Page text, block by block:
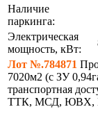
Наличие
паркинга:
Электрическая
мощность, кВт:
Лот №.784871
7020м2 (с ЗУ
транспортнaя
ТТК, МСД, ЮВХ,